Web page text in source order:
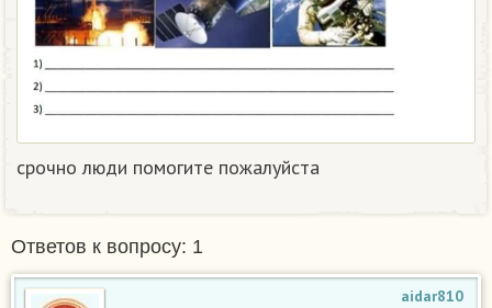
срочно люди помогите пожалуйста ​
Ответов к вопросу: 1
aidar810